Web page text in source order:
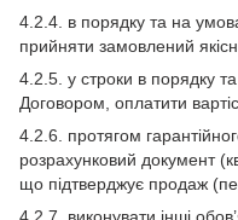
4.2.4. в порядку та на
прийняти замовлений
4.2.5. у строки в порядку
Договором, оплатити
4.2.6. протягом
розрахунковий документ
що підтверджує продаж